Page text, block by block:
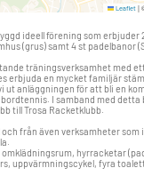
Leaflet |
ideell förening som
(grus) samt 4 st padelbanor
träningsverksamhet med
erbjuda en mycket familjär
ut anläggningen för att bli en
I samband med detta
till Trosa Racketklubb.
och från även verksamheter som
hyrracketar
uppvärmningscykel, fyra